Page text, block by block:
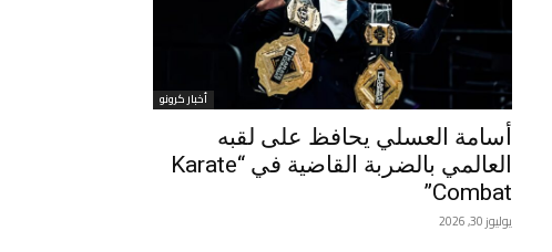
أخبار كرونو
أسامة العسلي يحافظ على لقبه
العالمي بالضربة القاضية في “Karate
Combat”
يوليوز 30, 2026